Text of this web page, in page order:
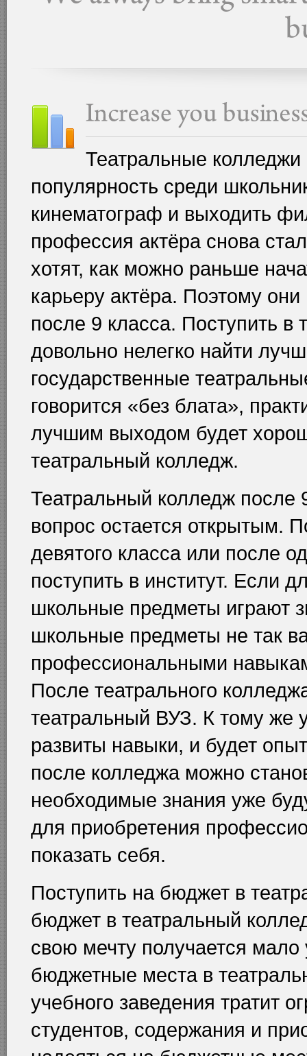
Театральные колледжи
популярность среди
кинематограф и выходить
профессия актёра снова
хотят, как можно раньше
карьеру актёра. Поэтому
после 9 класса. Поступить в
довольно нелегко найти
государственные
говорится «без блата»,
лучшим выходом будет
театральный колледж.
Театральный колледж после
вопрос остается открытым.
девятого класса или после
поступить в институт. Если
школьные предметы играют
школьные предметы не так
профессиональными
После театрального
театральный ВУЗ. К тому же
развиты навыки, и будет
после колледжа можно
необходимые знания уже
для приобретения
показать себя.
Поступить на бюджет в
бюджет в театральный
свою мечту получается мало
бюджетные места в
учебного заведения тратит
студентов, содержания и